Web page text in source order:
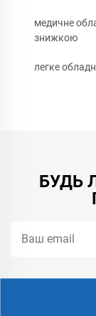
медичне
знижкою
легке
БУДЬ